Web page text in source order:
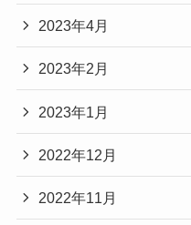
2023年4月
2023年2月
2023年1月
2022年12月
2022年11月